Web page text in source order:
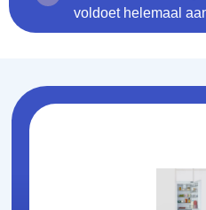
voldoet helemaal